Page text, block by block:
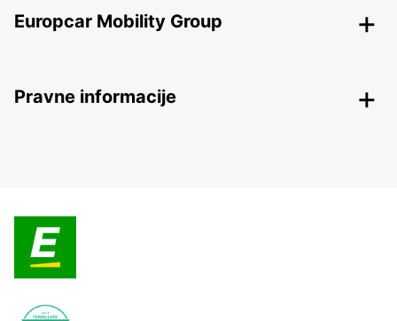
Europcar Mobility Group
Pravne informacije